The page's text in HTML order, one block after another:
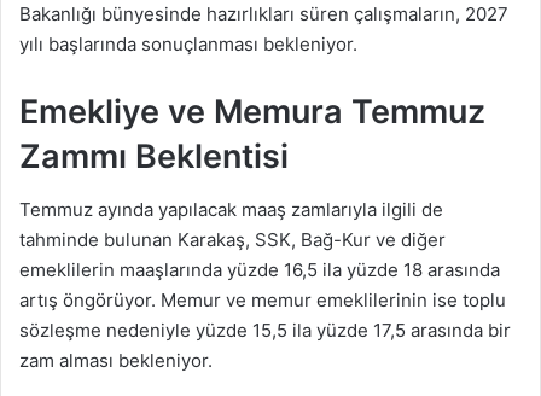
Bakanlığı bünyesinde hazırlıkları süren çalışmaların, 2027
yılı başlarında sonuçlanması bekleniyor.
Emekliye ve Memura Temmuz
Zammı Beklentisi
Temmuz ayında yapılacak maaş zamlarıyla ilgili de
tahminde bulunan Karakaş, SSK, Bağ-Kur ve diğer
emeklilerin maaşlarında yüzde 16,5 ila yüzde 18 arasında
artış öngörüyor. Memur ve memur emeklilerinin ise toplu
sözleşme nedeniyle yüzde 15,5 ila yüzde 17,5 arasında bir
zam alması bekleniyor.